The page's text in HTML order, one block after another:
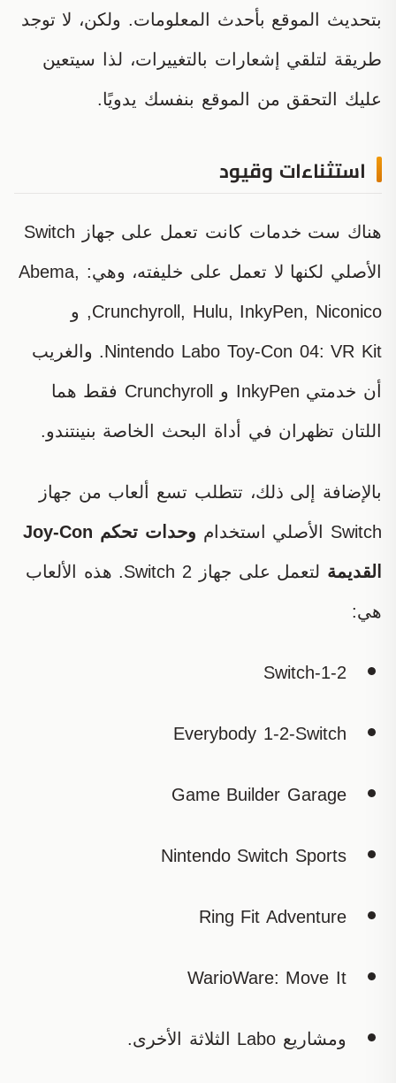
بتحديث الموقع بأحدث المعلومات. ولكن، لا توجد
طريقة لتلقي إشعارات بالتغييرات، لذا سيتعين
عليك التحقق من الموقع بنفسك يدويًا.
استثناءات وقيود
هناك ست خدمات كانت تعمل على جهاز Switch
الأصلي لكنها لا تعمل على خليفته، وهي: Abema,
Crunchyroll, Hulu, InkyPen, Niconico, و
Nintendo Labo Toy-Con 04: VR Kit. والغريب
أن خدمتي InkyPen و Crunchyroll فقط هما
اللتان تظهران في أداة البحث الخاصة بنينتندو.
بالإضافة إلى ذلك، تتطلب تسع ألعاب من جهاز
Switch الأصلي استخدام وحدات تحكم Joy-Con
القديمة لتعمل على جهاز Switch 2. هذه الألعاب
هي:
1-2-Switch
Everybody 1-2-Switch
Game Builder Garage
Nintendo Switch Sports
Ring Fit Adventure
WarioWare: Move It
ومشاريع Labo الثلاثة الأخرى.